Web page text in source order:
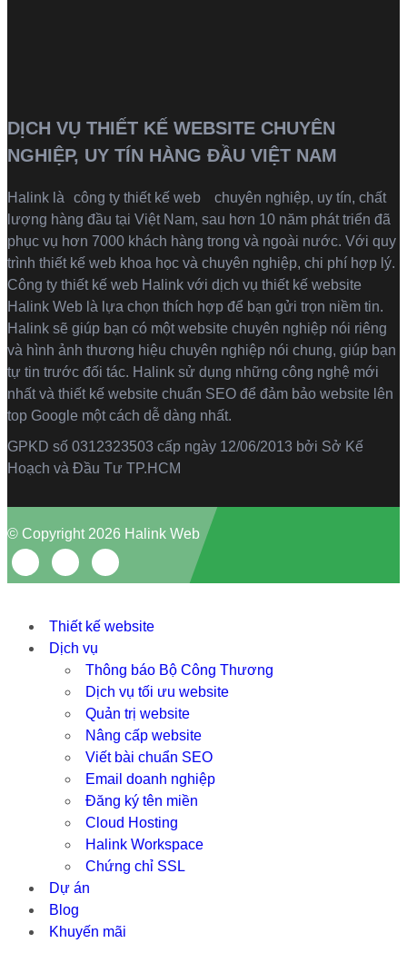
DỊCH VỤ THIẾT KẾ WEBSITE CHUYÊN
NGHIỆP, UY TÍN HÀNG ĐẦU VIỆT NAM
Halink là công ty thiết kế web
chuyên nghiệp, uy tín, chất
lượng hàng đầu tại Việt Nam, sau hơn 10 năm phát triển đã
phục vụ hơn 7000 khách hàng trong và ngoài nước. Với quy
trình thiết kế web khoa học và chuyên nghiệp, chi phí hợp lý.
Công ty thiết kế web Halink với dịch vụ thiết kế website
Halink Web là lựa chọn thích hợp để bạn gửi trọn niềm tin.
Halink sẽ giúp bạn có một website chuyên nghiệp nói riêng
và hình ảnh thương hiệu chuyên nghiệp nói chung, giúp bạn
tự tin trước đối tác. Halink sử dụng những công nghệ mới
nhất và thiết kế website chuẩn SEO để đảm bảo website lên
top Google một cách dễ dàng nhất.
GPKD số 0312323503 cấp ngày 12/06/2013 bởi Sở Kế
Hoạch và Đầu Tư TP.HCM
© Copyright 2026 Halink Web
Thiết kế website
Dịch vụ
Thông báo Bộ Công Thương
Dịch vụ tối ưu website
Quản trị website
Nâng cấp website
Viết bài chuẩn SEO
Email doanh nghiệp
Đăng ký tên miền
Cloud Hosting
Halink Workspace
Chứng chỉ SSL
Dự án
Blog
Khuyến mãi